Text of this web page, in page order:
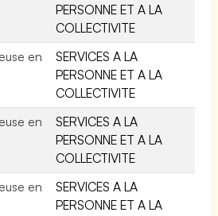
PERSONNE ET A LA
COLLECTIVITE
en
SERVICES A LA
PERSONNE ET A LA
COLLECTIVITE
en
SERVICES A LA
PERSONNE ET A LA
COLLECTIVITE
en
SERVICES A LA
PERSONNE ET A LA